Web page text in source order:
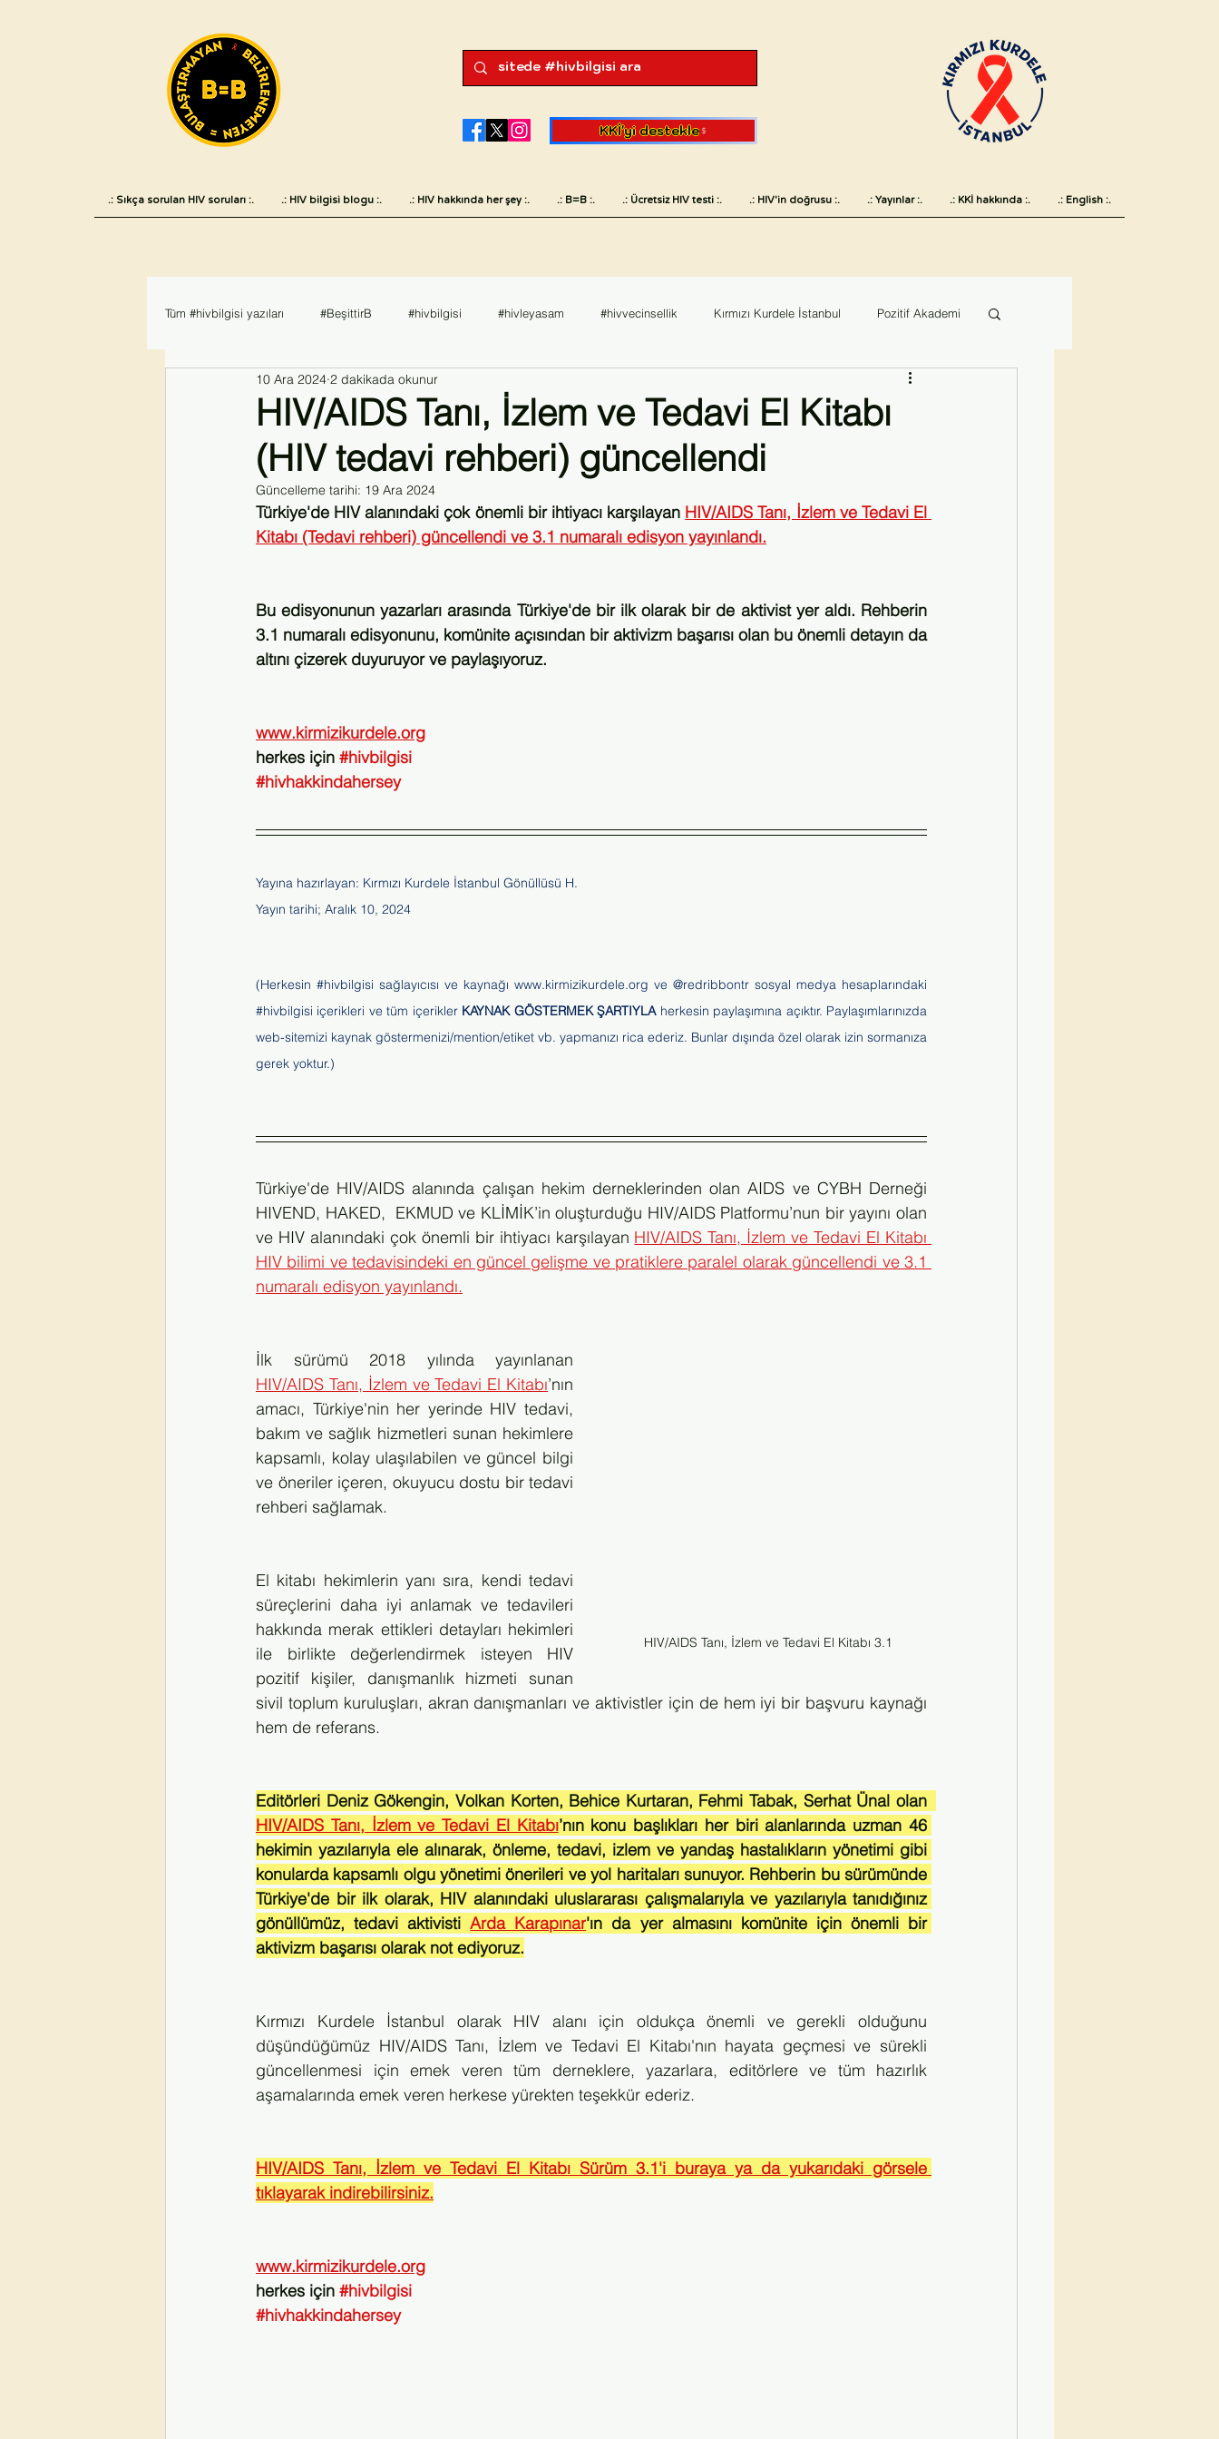
KKİ'yi destekle
.: Sıkça sorulan HIV soruları :. .: HIV bilgisi blogu :. .: HIV hakkında her şey :. .: B=B :. .: Ücretsiz HIV testi :. .: HIV'in doğrusu :. .: Yayınlar :. .: KKİ hakkında :. .: English :.
Tüm #hivbilgisi yazıları #BeşittirB #hivbilgisi #hivleyasam #hivvecinsellik Kırmızı Kurdele İstanbul Pozitif Akademi
#AIDS2018 #hivveask
#hivvekoronavirüs #coronavirus Kongre Klinik Plus Dergisi Sivil Toplum HIV Konferansı
HIVİstanbul2026
HIV/AIDS Tanı, İzlem ve Tedavi El Kitabı
(HIV tedavi rehberi) güncellendi
10 Ara 2024 2 dakikada okunur
Güncelleme tarihi: 19 Ara 2024
Türkiye'de HIV alanındaki çok önemli bir ihtiyacı karşılayan HIV/AIDS Tanı, İzlem ve Tedavi El
Kitabı (Tedavi rehberi) güncellendi ve 3.1 numaralı edisyon yayınlandı.
Bu edisyonunun yazarları arasında Türkiye'de bir ilk olarak bir de aktivist yer aldı. Rehberin
3.1 numaralı edisyonunu, komünite açısından bir aktivizm başarısı olan bu önemli detayın da
altını çizerek duyuruyor ve paylaşıyoruz.
www.kirmizikurdele.org
herkes için #hivbilgisi
#hivhakkindahersey
Yayına hazırlayan: Kırmızı Kurdele İstanbul Gönüllüsü H.
Yayın tarihi; Aralık 10, 2024
(Herkesin #hivbilgisi sağlayıcısı ve kaynağı www.kirmizikurdele.org
#hivbilgisi içerikleri ve tüm içerikler KAYNAK GÖSTERMEK ŞARTIYLA herkesin paylaşımına açıktır. Paylaşımlarınızda
web-sitemizi kaynak göstermenizi/mention/etiket vb. yapmanızı rica ederiz. Bunlar dışında özel olarak izin sormanıza
gerek yoktur.)
Türkiye'de HIV/AIDS alanında çalışan hekim derneklerinden olan AIDS ve CYBH Derneği
HIVEND, HAKED,  EKMUD ve KLİMİK’in oluşturduğu HIV/AIDS Platformu’nun bir yayını olan
ve HIV alanındaki çok önemli bir ihtiyacı karşılayan HIV/AIDS Tanı, İzlem ve Tedavi El Kitabı
HIV bilimi ve tedavisindeki en güncel gelişme ve pratiklere paralel olarak güncellendi ve 3.1
numaralı edisyon yayınlandı.
HIV/AIDS Tanı, İzlem ve Tedavi El Kitabı 3.1
HIV/AIDS Tanı, İzlem ve Tedavi El Kitabı’nın
amacı, Türkiye'nin her yerinde HIV tedavi,
bakım ve sağlık hizmetleri sunan hekimlere
kapsamlı, kolay ulaşılabilen ve güncel bilgi
ve öneriler içeren, okuyucu dostu bir tedavi
rehberi sağlamak.
El kitabı hekimlerin yanı sıra, kendi tedavi
süreçlerini daha iyi anlamak ve tedavileri
hakkında merak ettikleri detayları hekimleri
ile birlikte değerlendirmek isteyen HIV
pozitif kişiler, danışmanlık hizmeti sunan
sivil toplum kuruluşları, akran danışmanları ve aktivistler için de hem iyi bir başvuru kaynağı
hem de referans.
HIV/AIDS Tanı, İzlem ve Tedavi El Kitabı’nın konu başlıkları her biri alanlarında uzman 46
hekimin yazılarıyla ele alınarak, önleme, tedavi, izlem ve yandaş hastalıkların yönetimi gibi
konularda kapsamlı olgu yönetimi önerileri ve yol haritaları sunuyor. Rehberin bu sürümünde
Türkiye'de bir ilk olarak, HIV alanındaki uluslararası çalışmalarıyla ve yazılarıyla tanıdığınız
gönüllümüz, tedavi aktivisti Arda Karapınar'ın da yer almasını komünite için önemli bir
aktivizm başarısı olarak not ediyoruz.
Kırmızı Kurdele İstanbul olarak HIV alanı için oldukça önemli ve gerekli olduğunu
düşündüğümüz HIV/AIDS Tanı, İzlem ve Tedavi El Kitabı'nın hayata geçmesi ve sürekli
güncellenmesi için emek veren tüm derneklere, yazarlara, editörlere ve tüm hazırlık
aşamalarında emek veren herkese yürekten teşekkür ederiz.
HIV/AIDS Tanı, İzlem ve Tedavi El Kitabı Sürüm 3.1'i buraya ya da yukarıdaki görsele
tıklayarak indirebilirsiniz.
www.kirmizikurdele.org
herkes için #hivbilgisi
#hivhakkindahersey